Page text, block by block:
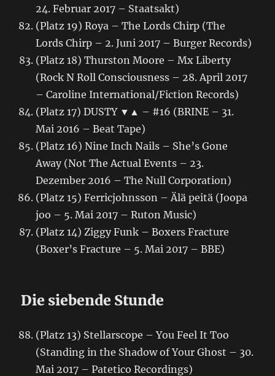
24. Februar 2017 – Staatsakt)
(Platz 19) Roya – The Lords Chirp (The
Lords Chirp – 2. Juni 2017 – Burger Records)
(Platz 18) Thurston Moore – Mx Liberty
(Rock N Roll Consciousness – 28. April 2017
– Caroline International/Fiction Records)
(Platz 17) DUSTY ▼▲ – #16 (BRINE – 31.
Mai 2016 – Beat Tape)
(Platz 16) Nine Inch Nails – She’s Gone
Away (Not The Actual Events – 23.
Dezember 2016 – The Null Corporation)
(Platz 15) Ferricjohnsson – Älä peitä (Joopa
joo – 5. Mai 2017 – Ruton Music)
(Platz 14) Ziggy Funk – Boxers Fracture
(Boxer’s Fracture – 5. Mai 2017 – BBE)
Die siebende Stunde
(Platz 13) Stellarscope – You Feel It Too
(Standing in the Shadow of Your Ghost – 30.
Mai 2017 – Patetico Recordings)